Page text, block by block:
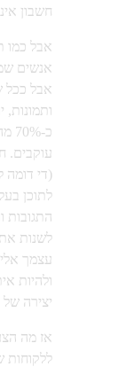
חשבון
אבל כמו
אנשים
אבל ככל
עוקבים.
(די דומה
לתוכן
התגובות
לשנות
עצמך
ולהיות
יצירה של
אז מה
ללקוחות